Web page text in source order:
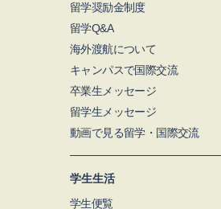
留学奨励金制度
留学Q&A
海外渡航について
キャンパスで国際交流
卒業生メッセージ
留学生メッセージ
動画で見る留学・国際交流
学生生活
学生便覧